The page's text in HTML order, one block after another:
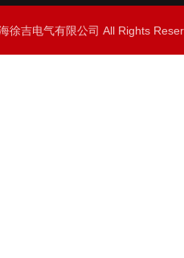
徐吉电气有限公司 All Rights